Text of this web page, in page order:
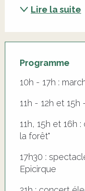
Lire la suite
Programme
10h - 17h :
11h - 12h et
11h, 15h et 16h
la forêt"
17h30 :
Epicirque